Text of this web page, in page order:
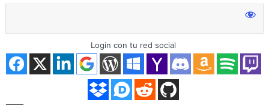
Acceder
Login con tu red social